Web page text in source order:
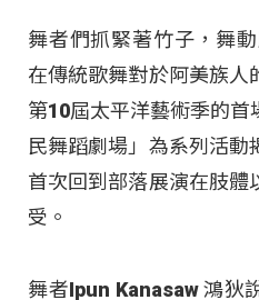
舞者們抓緊著竹子，舞
在傳統歌舞對於阿美族人
第10屆太平洋藝術季的
民舞蹈劇場」為系列活動
首次回到部落展演在肢體
受。
舞者Ipun Kanasaw 鴻狄